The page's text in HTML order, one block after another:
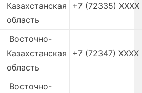
Казахстанская
область
+7 (72335) XXXX
Восточно-
Казахстанская
область
+7 (72347) XXXX
Восточно-